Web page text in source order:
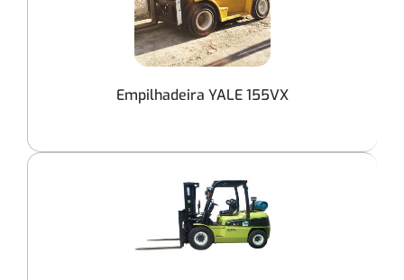
Empilhadeira YALE 155VX